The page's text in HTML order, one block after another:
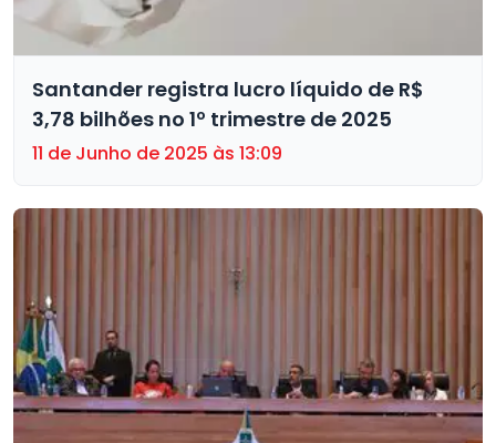
Santander registra lucro líquido de R$
3,78 bilhões no 1º trimestre de 2025
11 de Junho de 2025 às 13:09